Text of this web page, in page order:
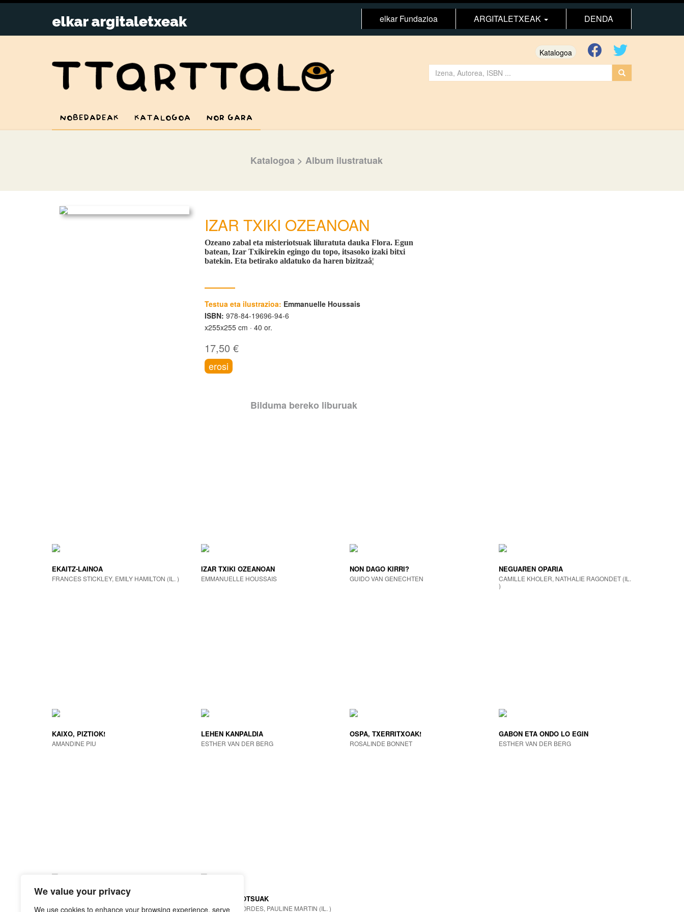
We value your privacy
We use cookies to enhance your browsing experience, serve
elkar Fundazioa ARGITALETXEAK DENDA
Katalogoa
NOBEDADEAK KATALOGOA NOR GARA
Katalogoa > Album ilustratuak
IZAR TXIKI OZEANOAN
Ozeano zabal eta misteriotsuak liluratuta dauka Flora. Egun
batean, Izar Txikirekin egingo du topo, itsasoko izaki bitxi
batekin. Eta betirako aldatuko da haren bizitzaâ¦
Testua eta ilustrazioa: Emmanuelle Houssais
ISBN: 978-84-19696-94-6
x255x255 cm
40 or.
17,50 €
erosi
Bilduma bereko liburuak
EKAITZ-LAINOA
FRANCES STICKLEY, EMILY HAMILTON (IL. )
IZAR TXIKI OZEANOAN
EMMANUELLE HOUSSAIS
NON DAGO KIRRI?
GUIDO VAN GENECHTEN
NEGUAREN OPARIA
CAMILLE KHOLER, NATHALIE RAGONDET (IL.
)
KAIXO, PIZTIOK!
AMANDINE PIU
LEHEN KANPALDIA
ESTHER VAN DER BERG
OSPA, TXERRITXOAK!
ROSALINDE BONNET
GABON ETA ONDO LO EGIN
ESTHER VAN DER BERG
PERU SAGUTXOA
JOE TODD-STANTON
GAUZA BALIOTSUAK
ASTRID DESBORDES, PAULINE MARTIN (IL. )